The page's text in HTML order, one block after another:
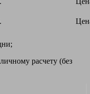
расчету (без